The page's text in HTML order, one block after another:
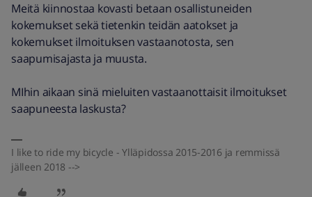
Meitä kiinnostaa kovasti betaan osallistuneiden
kokemukset sekä tietenkin teidän aatokset ja
kokemukset ilmoituksen vastaanotosta, sen
saapumisajasta ja muusta.
MIhin aikaan sinä mieluiten vastaanottaisit ilmoitukset
saapuneesta laskusta?
I like to ride my bicycle - Ylläpidossa 2015-2016 ja remmissä
jälleen 2018 -->